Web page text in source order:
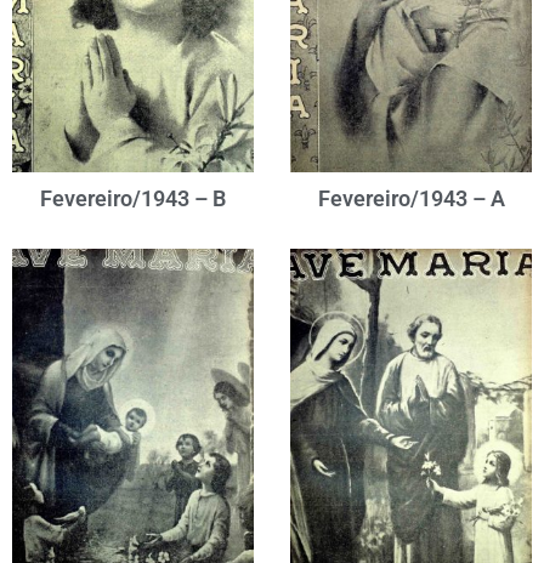
Fevereiro/1943 – B Fevereiro/1943 – A